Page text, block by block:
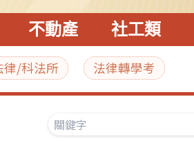
不動產 社工類
律/科法所 法律轉學考